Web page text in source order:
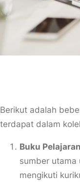
Berikut adalah
terdapat dalam
Buku
sumber utama
mengikuti